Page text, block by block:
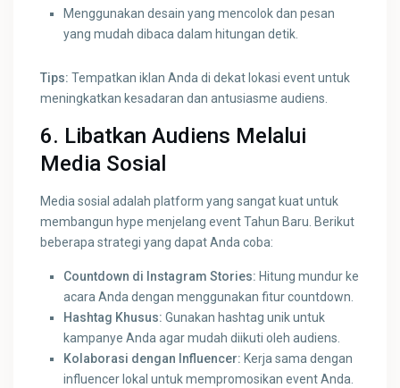
Menggunakan desain yang mencolok dan pesan
yang mudah dibaca dalam hitungan detik.
Tips: Tempatkan iklan Anda di dekat lokasi event untuk
meningkatkan kesadaran dan antusiasme audiens.
6. Libatkan Audiens Melalui
Media Sosial
Media sosial adalah platform yang sangat kuat untuk
membangun hype menjelang event Tahun Baru. Berikut
beberapa strategi yang dapat Anda coba:
Countdown di Instagram Stories: Hitung mundur ke
acara Anda dengan menggunakan fitur countdown.
Hashtag Khusus: Gunakan hashtag unik untuk
kampanye Anda agar mudah diikuti oleh audiens.
Kolaborasi dengan Influencer: Kerja sama dengan
influencer lokal untuk mempromosikan event Anda.